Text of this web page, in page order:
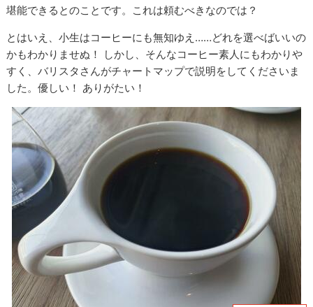
堪能できるとのことです。これは頼むべきなのでは？
とはいえ、小生はコーヒーにも無知ゆえ……どれを選べばいいの
かもわかりませぬ！ しかし、そんなコーヒー素人にもわかりや
すく、バリスタさんがチャートマップで説明をしてくださいま
した。優しい！ ありがたい！